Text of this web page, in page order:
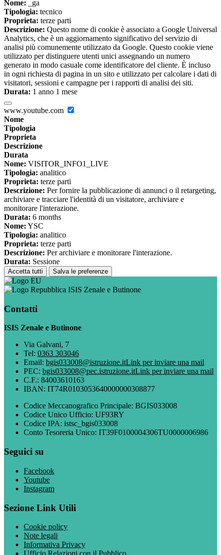
Nome: _ga
Tipologia: tecnico
Proprieta: terze parti
Descrizione: Questo nome di cookie è associato a Google Universal
Analytics, che è un aggiornamento significativo del servizio di
analisi più comunemente utilizzato da Google. Questo cookie viene
utilizzato per distinguere utenti unici assegnando un numero
generato in modo casuale come identificatore del cliente. È incluso
in ogni richiesta di pagina in un sito e utilizzato per calcolare i dati di
visitatori, sessioni e campagne per i rapporti di analisi dei siti.
Durata: 1 anno 1 mese
www.youtube.com
Nome
Tipologia
Proprieta
Descrizione
Durata
Nome: VISITOR_INFO1_LIVE
Tipologia: analitico
Proprieta: terze parti
Descrizione: Per fornire la pubblicazione di annunci o il retargeting,
archiviare e tracciare l'identità di un visitatore, archiviare e
monitorare l'interazione.
Durata: 6 months
Nome: YSC
Tipologia: analitico
Proprieta: terze parti
Descrizione: Per archiviare e monitorare l'interazione.
Durata: Sessione
Accetta tutti Salva le preferenze
ISIS Zenale e Butinone
Contatti
ISIS Zenale e Butinone
Via Galvani, 7
Tel: 0363 303046
Email: bgis033008@istruzione.itLink per inviare una mail
PEC: bgis033008@pec.istruzione.itLink per inviare una mail
C.F.: 84003610163
IBAN: IT74R0103053640000000308877
Codice Meccanografico Principale: BGIS033008
Codice Unico Ufficio: UF93RY
Codice IPA: istsc_bgis033008
Conto Tesoreria Unico: IT39F0100004306TU0000006986
Seguici su
Facebook
Youtube
Instagram
Sezione Link Utili
Cookie policy
Note legali
Informativa Privacy